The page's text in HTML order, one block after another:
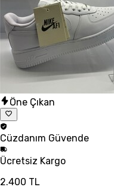
Öne Çıkan
Cüzdanım Güvende
Ücretsiz Kargo
2.400 TL